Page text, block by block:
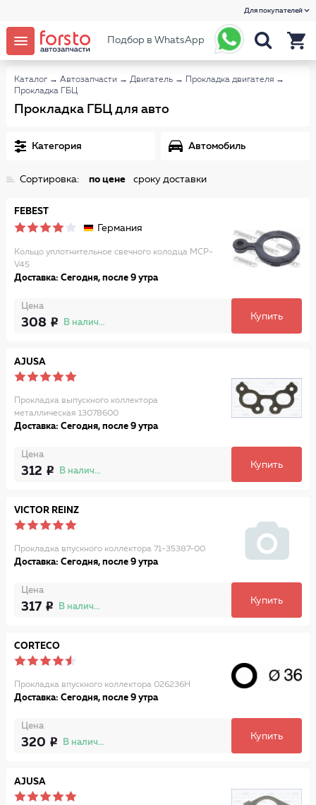
Для покупателей
Подбор в WhatsApp
Каталог → Автозапчасти → Двигатель → Прокладка двигателя →
Прокладка ГБЦ
Прокладка ГБЦ для авто
Категория Автомобиль
Сортировка: по цене сроку доставки
FEBEST
Германия
Кольцо уплотнительное свечного колодца MCP-
V45
Доставка: Сегодня, после 9 утра
Цена
308 В наличии
Купить
AJUSA
Прокладка выпускного коллектора
металлическая 13078600
Доставка: Сегодня, после 9 утра
Цена
312 В наличии
Купить
VICTOR REINZ
Прокладка впускного коллектора 71-35387-00
Доставка: Сегодня, после 9 утра
Цена
317 В наличии
Купить
CORTECO
Прокладка впускного коллектора 026236H
Доставка: Сегодня, после 9 утра
Цена
320 В наличии
Купить
AJUSA